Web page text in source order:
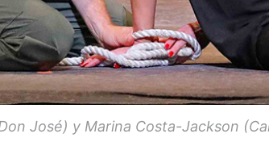
José) y Marina Costa-Jackson